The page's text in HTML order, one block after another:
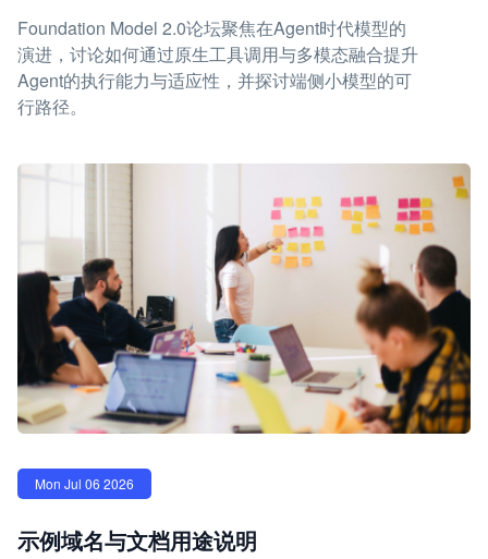
Foundation Model 2.0论坛聚焦在Agent时代模型的
演进，讨论如何通过原生工具调用与多模态融合提升
Agent的执行能力与适应性，并探讨端侧小模型的可
行路径。
Mon Jul 06 2026
示例域名与文档用途说明